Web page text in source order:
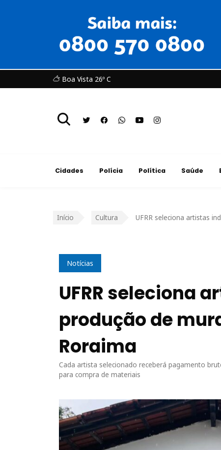
Boa Vista 26º C
Cidades Polícia Política Saúde
Início Cultura UFRR seleciona artistas
Notícias
UFRR seleciona
produção de
Roraima
Cada artista selecionado receberá pagamento
para compra de materiais